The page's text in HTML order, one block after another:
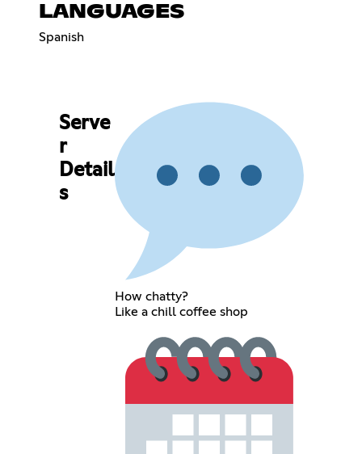
LANGUAGES
Spanish
Serve
r
Detail
s
How chatty?
Like a chill coffee shop